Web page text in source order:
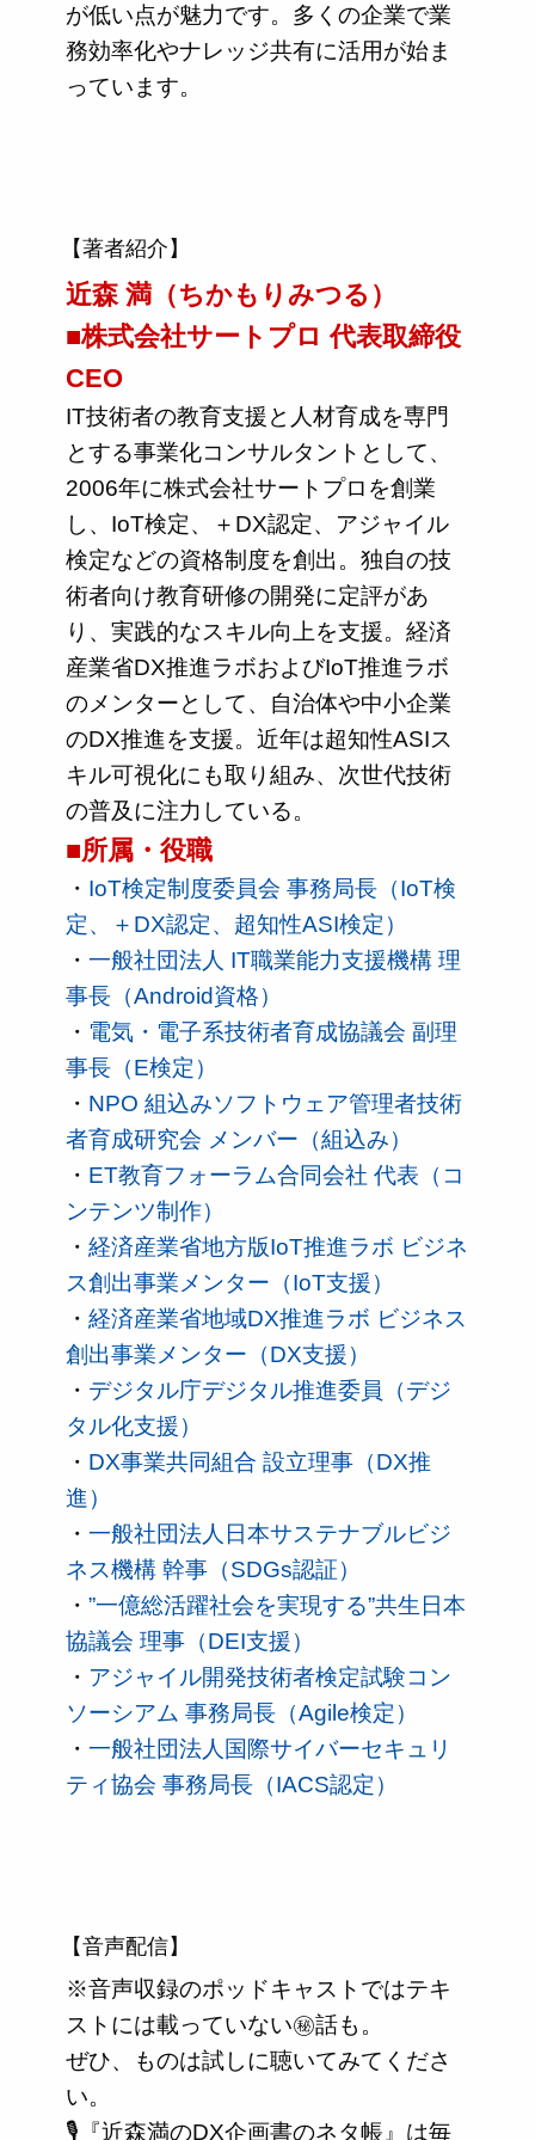
が低い点が魅力です。多くの企業で業
務効率化やナレッジ共有に活用が始ま
っています。
【著者紹介】
近森 満（ちかもりみつる）
■株式会社サートプロ 代表取締役
CEO
IT技術者の教育支援と人材育成を専門
とする事業化コンサルタントとして、
2006年に株式会社サートプロを創業
し、IoT検定、＋DX認定、アジャイル
検定などの資格制度を創出。独自の技
術者向け教育研修の開発に定評があ
り、実践的なスキル向上を支援。経済
産業省DX推進ラボおよびIoT推進ラボ
のメンターとして、自治体や中小企業
のDX推進を支援。近年は超知性ASIス
キル可視化にも取り組み、次世代技術
の普及に注力している。
■所属・役職
・ IoT検定制度委員会 事務局長（IoT検
定、＋DX認定、超知性ASI検定）
・ 一般社団法人 IT職業能力支援機構 理
事長（Android資格）
・ 電気・電子系技術者育成協議会 副理
事長（E検定）
・ NPO 組込みソフトウェア管理者技術
者育成研究会 メンバー（組込み）
・ ET教育フォーラム合同会社 代表（コ
ンテンツ制作）
・ 経済産業省地方版IoT推進ラボ ビジネ
ス創出事業メンター（IoT支援）
・ 経済産業省地域DX推進ラボ ビジネス
創出事業メンター（DX支援）
・ デジタル庁デジタル推進委員（デジ
タル化支援）
・ DX事業共同組合 設立理事（DX推
進）
・ 一般社団法人日本サステナブルビジ
ネス機構 幹事（SDGs認証）
・ ”一億総活躍社会を実現する”共生日本
協議会 理事（DEI支援）
・ アジャイル開発技術者検定試験コン
ソーシアム 事務局長（Agile検定）
・ 一般社団法人国際サイバーセキュリ
ティ協会 事務局長（IACS認定）
【音声配信】
※音声収録のポッドキャストではテキ
ストには載っていない㊙話も。
ぜひ、ものは試しに聴いてみてくださ
い。
🎙️『近森満のDX企画書のネタ帳』は毎